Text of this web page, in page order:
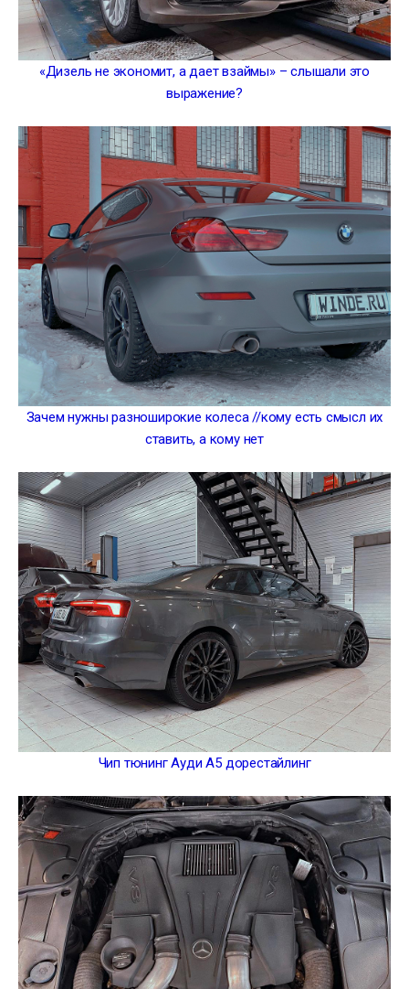
«Дизель не экономит, а дает взаймы» – слышали это
выражение?
Зачем нужны разноширокие колеса //кому есть смысл их
ставить, а кому нет
Чип тюнинг Ауди А5 дорестайлинг